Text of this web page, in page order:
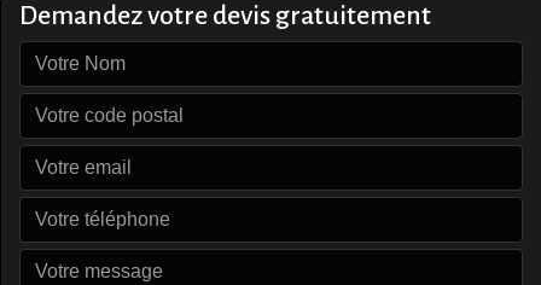
Demandez votre devis gratuitement